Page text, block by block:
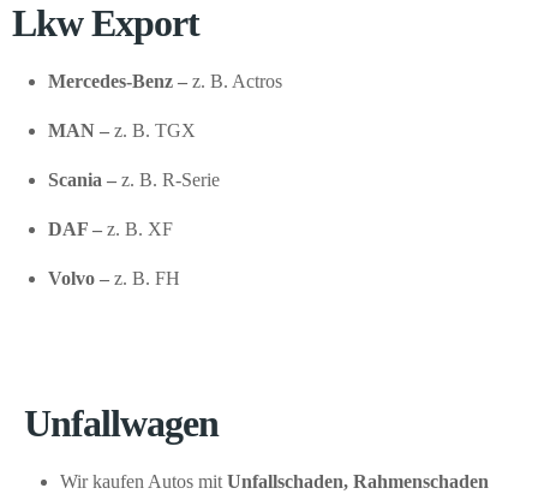
Lkw Export
Mercedes-Benz – z. B. Actros
MAN – z. B. TGX
Scania – z. B. R-Serie
DAF – z. B. XF
Volvo – z. B. FH
Unfallwagen
Wir kaufen Autos mit Unfallschaden, Rahmenschaden